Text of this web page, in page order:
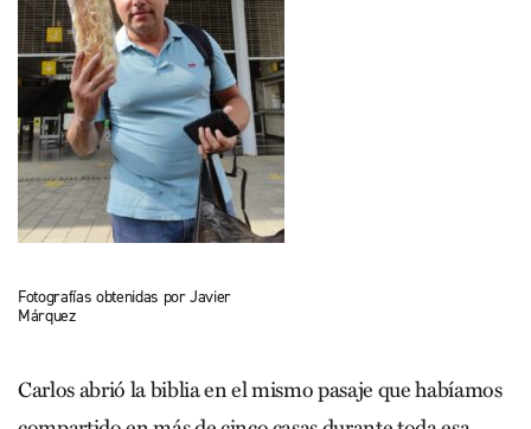
Fotografías obtenidas por Javier
Márquez
Carlos abrió la biblia en el mismo pasaje que habíamos